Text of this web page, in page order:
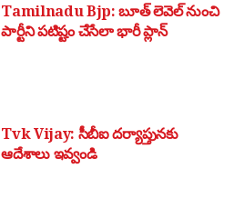
Tamilnadu Bjp: బూత్ లెవెల్ నుంచి
పార్టీని పటిష్టం చేసేలా భారీ ప్లాన్
Tvk Vijay: సీబీఐ దర్యాప్తునకు
ఆదేశాలు ఇవ్వండి